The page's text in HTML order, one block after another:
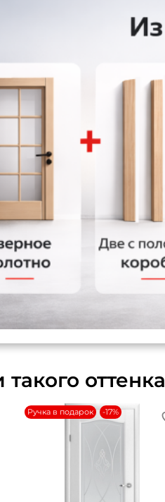
оттенка
Ручка в подарок -17%